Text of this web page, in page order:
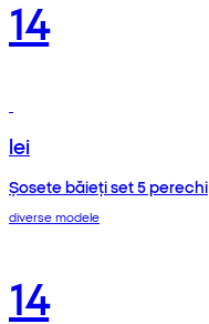
14
lei
Șosete băieți set 5 perechi
diverse modele
14